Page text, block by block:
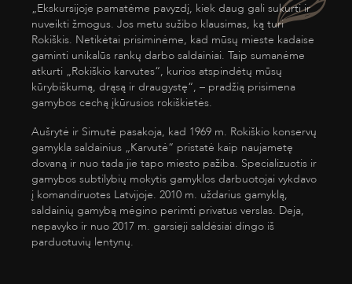
„Ekskursijoje pamatėme pavyzdį, kiek daug gali sukurti ir
nuveikti žmogus. Jos metu sužibo klausimas, ką turi
Rokiškis. Netikėtai prisiminėme, kad mūsų mieste kadaise
gaminti unikalūs rankų darbo saldainiai. Taip sumanėme
atkurti „Rokiškio karvutes“, kurios atspindėtų mūsų
kūrybiškumą, drąsą ir draugystę“, – pradžią prisimena
gamybos cechą įkūrusios rokiškietės.
Aušrytė ir Simutė pasakoja, kad 1969 m. Rokiškio konservų
gamykla saldainius „Karvutė“ pristatė kaip naujametę
dovaną ir nuo tada jie tapo miesto pažiba. Specializuotis ir
gamybos subtilybių mokytis gamyklos darbuotojai vykdavo
į komandiruotes Latvijoje. 2010 m. uždarius gamyklą,
saldainių gamybą mėgino perimti privatus verslas. Deja,
nepavyko ir nuo 2017 m. garsieji saldėsiai dingo iš
parduotuvių lentynų.